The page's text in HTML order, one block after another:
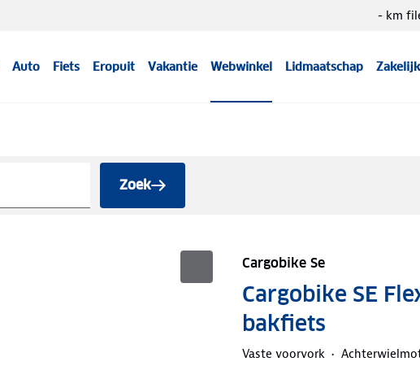
Auto Fiets Eropuit Vakantie Webwinkel Lidmaatschap Zakelijk
- km
Zoek
Cargobike Se
Cargobike SE
bakfiets
Vaste voorvork